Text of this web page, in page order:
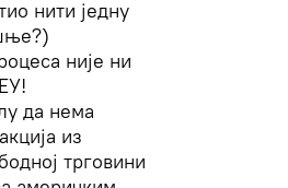
нити једну
није ни
да нема
из
трговини